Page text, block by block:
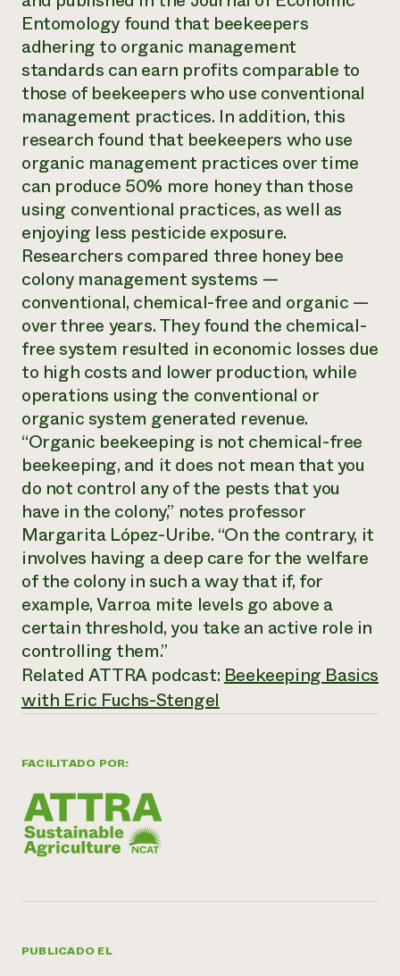
Informes anuales y financieros
Historias de impacto
Informe de
impacto 2024
LEER EL INFORME
Latinos en la agricultura
Sistemas alimentarios locales
Agricultura urbana
Las mujeres en la agricultura
Evento anual de reciclaje de productos electrónicos
Programa de descuentos de NorthWestern Energy
Servicios energéticos comerciales
Servicios energéticos residenciales
LIHEAP
Centro de intercambio de información AgriSolar
Blog
Podcasts
Publicaciones
Cursos cortos
Vídeos
Oportunidades de financiación
Noticias
Internship Hub
Buscar prácticas
Contratar a un becario
un
Llame a la
directa de
1-800-346-
Asociaciones empresariales
Donar
Donaciones planificadas
Boletín
Consultas de los medios de comunicación
Todos
contribuyen a la
resiliencia de la
comunidad.
DONAR AHORA
FACILITADO POR:
PUBLICADO EL
Entomology found that beekeepers
adhering to organic management
standards can earn profits comparable to
those of beekeepers who use conventional
management practices. In addition, this
research found that beekeepers who use
organic management practices over time
can produce 50% more honey than those
using conventional practices, as well as
enjoying less pesticide exposure.
Researchers compared three honey bee
colony management systems —
conventional, chemical-free and organic —
over three years. They found the chemical-
free system resulted in economic losses due
to high costs and lower production, while
operations using the conventional or
organic system generated revenue.
“Organic beekeeping is not chemical-free
beekeeping, and it does not mean that you
do not control any of the pests that you
have in the colony,” notes professor
Margarita López-Uribe. “On the contrary, it
involves having a deep care for the welfare
of the colony in such a way that if, for
example, Varroa mite levels go above a
certain threshold, you take an active role in
controlling them.”
Related ATTRA podcast:Beekeeping Basics
with Eric Fuchs-Stengel